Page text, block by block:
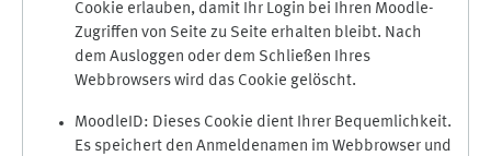
Cookie erlauben, damit Ihr Login bei Ihren Moodle-
Zugriffen von Seite zu Seite erhalten bleibt. Nach
dem Ausloggen oder dem Schließen Ihres
Webbrowsers wird das Cookie gelöscht.
MoodleID: Dieses Cookie dient Ihrer Bequemlichkeit.
Es speichert den Anmeldenamen im Webbrowser und